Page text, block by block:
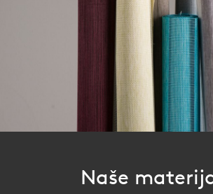
Naše